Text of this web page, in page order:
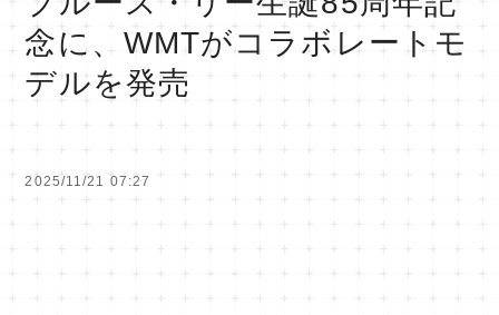
念に、WMTがコラボレートモ
デルを発売
2025/11/21 07:27